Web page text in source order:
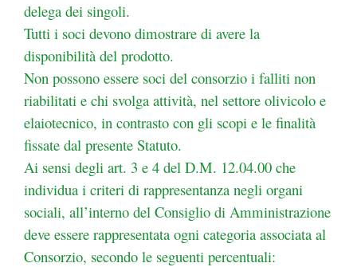
delega dei singoli.
Tutti i soci devono dimostrare di avere la
disponibilità del prodotto.
Non possono essere soci del consorzio i falliti non
riabilitati e chi svolga attività, nel settore olivicolo e
elaiotecnico, in contrasto con gli scopi e le finalità
fissate dal presente Statuto.
Ai sensi degli art. 3 e 4 del D.M. 12.04.00 che
individua i criteri di rappresentanza negli organi
sociali, all’interno del Consiglio di Amministrazione
deve essere rappresentata ogni categoria associata al
Consorzio, secondo le seguenti percentuali: